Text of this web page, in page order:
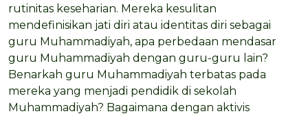
rutinitas keseharian. Mereka kesulitan
mendefinisikan jati diri atau identitas diri sebagai
guru Muhammadiyah, apa perbedaan mendasar
guru Muhammadiyah dengan guru-guru lain?
Benarkah guru Muhammadiyah terbatas pada
mereka yang menjadi pendidik di sekolah
Muhammadiyah? Bagaimana dengan aktivis